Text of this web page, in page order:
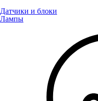
Датчики и блоки
Лампы